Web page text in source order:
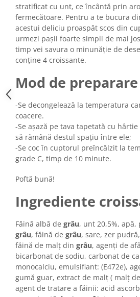
Turta dulce cu miere
Croissant
Croissant Duofino
Croissant cu maia
Boromele
Cornulete fragede
Pasca
Pasca Fresh
Cereale
Paine
Colaci festivi
Snack-uri sărate
Covrigi cu ulei de masline
Covrigi de Buzau
Grisine
Crochete
Produse de gătit
stratificat cu unt, ce încântă prin
fermecătoare. Pentru a te bucura
acestui deliciu proaspăt scos din
urmezi pașii foarte simpli de mai
timp vei savura o minunăție de
conține 4 croissante.
Mod de
-Se decongelează la temperatura
coacere.
-Se așază pe tava tapetată cu
să rămână destul spațiu între ele;
-Se coc în cuptorul preîncălzit la
grade C, timp de 10 minute.
Poftă bună!
Ingrediente
Făină albă de grâu, unt 20,5%,
grâu, făină de grâu, sare, zer pudră,
făină de malţ din grâu, agenţi de
bicarbonat de sodiu, carbonat de
monocalciu, emulsifiant: (E472e),
gumă guar, extract de malţ ( malţ
agent de tratare a făinii: acid